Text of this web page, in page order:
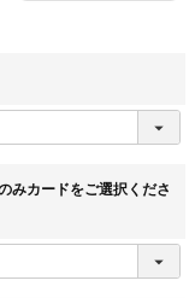
みカードをご選択くださ